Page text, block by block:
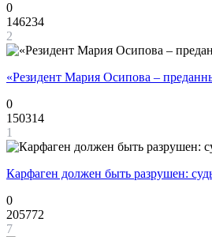
0
146234
2
«Резидент Мария Осипова –
0
150314
1
Карфаген должен быть разрушен:
0
205772
7